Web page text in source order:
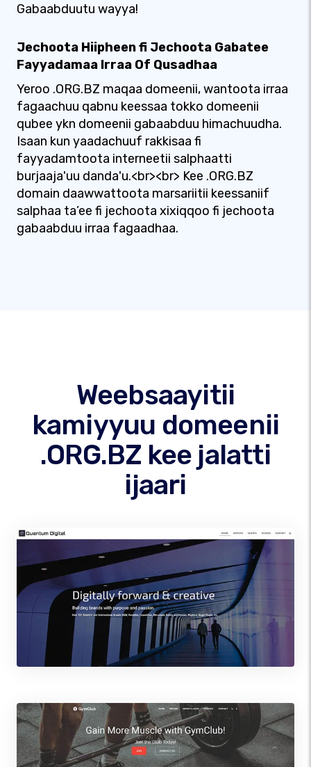
Gabaabduutu wayya!
Jechoota Hiipheen fi Jechoota Gabatee
Fayyadamaa Irraa Of Qusadhaa
Yeroo .ORG.BZ maqaa domeenii, wantoota irraa
fagaachuu qabnu keessaa tokko domeenii
qubee ykn domeenii gabaabduu himachuudha.
Isaan kun yaadachuuf rakkisaa fi
fayyadamtoota interneetii salphaatti
burjaaja'uu danda'u.<br><br> Kee .ORG.BZ
domain daawwattoota marsariitii keessaniif
salphaa ta’ee fi jechoota xixiqqoo fi jechoota
gabaabduu irraa fagaadhaa.
Weebsaayitii
kamiyyuu domeenii
.ORG.BZ kee jalatti
ijaari